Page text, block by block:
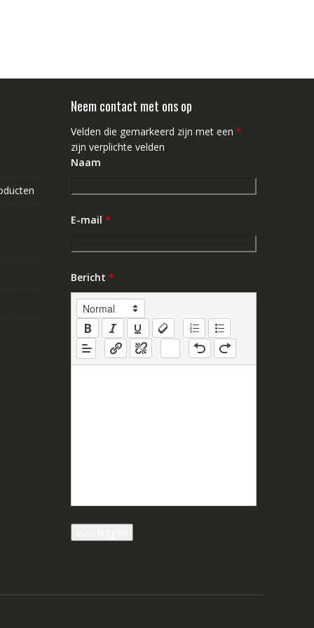
Neem contact met ons op
Velden die gemarkeerd zijn met een *
zijn verplichte velden
Naam
E-mail *
Bericht *